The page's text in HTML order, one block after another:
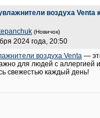
воздуха Venta
(Новичок)
2024 года, 20:50
воздуха Venta —
для людей с аллергией
свежестью каждый день!